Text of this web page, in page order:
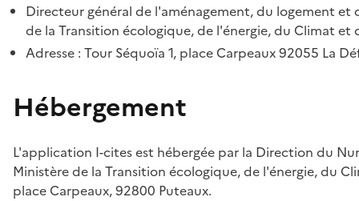
Directeur général de l'aménagement, du logement
de la Transition écologique, de l'énergie, du Climat et
Adresse : Tour Séquoïa 1, place Carpeaux 92055 La
Hébergement
L'application I-cites est hébergée par la Direction du
Ministère de la Transition écologique, de l'énergie, du
place Carpeaux, 92800 Puteaux.